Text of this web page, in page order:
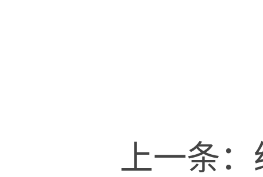
上一条：